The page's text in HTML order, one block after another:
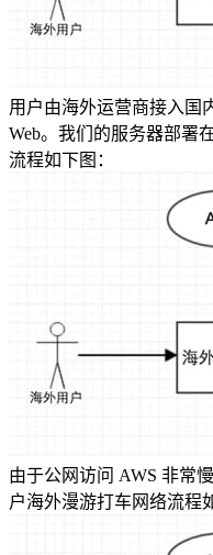
用户由海外运营商接入国
Web。我们的服务器部署
流程如下图：
由于公网访问 AWS 非常
户海外漫游打车网络流程